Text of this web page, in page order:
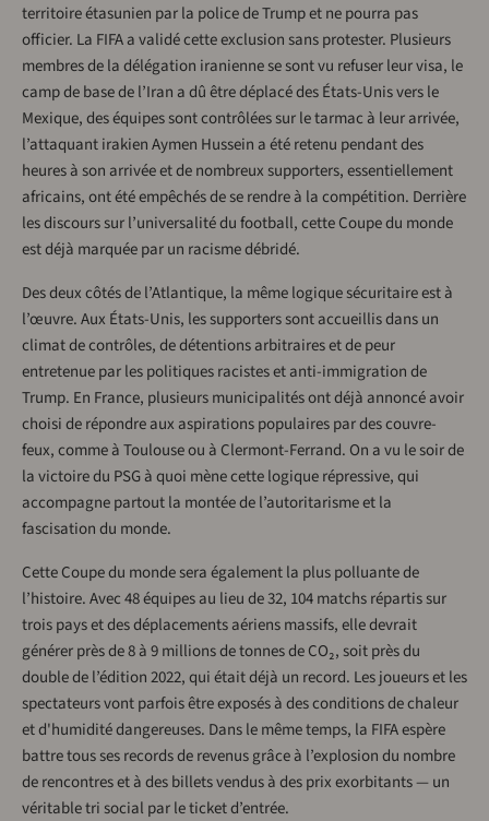
territoire étasunien par la police de Trump et ne pourra pas
officier. La FIFA a validé cette exclusion sans protester. Plusieurs
membres de la délégation iranienne se sont vu refuser leur visa, le
camp de base de l’Iran a dû être déplacé des États-Unis vers le
Mexique, des équipes sont contrôlées sur le tarmac à leur arrivée,
l’attaquant irakien Aymen Hussein a été retenu pendant des
heures à son arrivée et de nombreux supporters, essentiellement
africains, ont été empêchés de se rendre à la compétition. Derrière
les discours sur l’universalité du football, cette Coupe du monde
est déjà marquée par un racisme débridé.
Des deux côtés de l’Atlantique, la même logique sécuritaire est à
l’œuvre. Aux États-Unis, les supporters sont accueillis dans un
climat de contrôles, de détentions arbitraires et de peur
entretenue par les politiques racistes et anti-immigration de
Trump. En France, plusieurs municipalités ont déjà annoncé avoir
choisi de répondre aux aspirations populaires par des couvre-
feux, comme à Toulouse ou à Clermont-Ferrand. On a vu le soir de
la victoire du PSG à quoi mène cette logique répressive, qui
accompagne partout la montée de l’autoritarisme et la
fascisation du monde.
Cette Coupe du monde sera également la plus polluante de
l’histoire. Avec 48 équipes au lieu de 32, 104 matchs répartis sur
trois pays et des déplacements aériens massifs, elle devrait
générer près de 8 à 9 millions de tonnes de CO₂, soit près du
double de l’édition 2022, qui était déjà un record. Les joueurs et les
spectateurs vont parfois être exposés à des conditions de chaleur
et d'humidité dangereuses. Dans le même temps, la FIFA espère
battre tous ses records de revenus grâce à l’explosion du nombre
de rencontres et à des billets vendus à des prix exorbitants — un
véritable tri social par le ticket d’entrée.